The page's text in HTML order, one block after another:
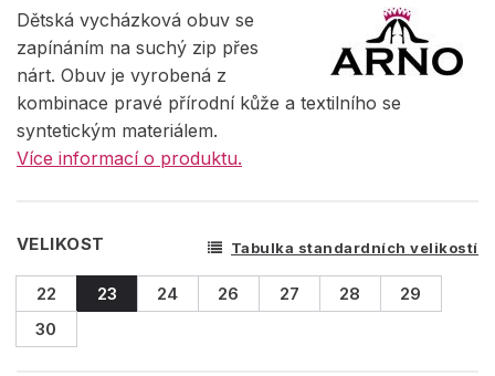
Dětská vycházková obuv se
zapínáním na suchý zip přes
nárt. Obuv je vyrobená z
kombinace pravé přírodní kůže a textilního se
syntetickým materiálem.
Více informací o produktu.
VELIKOST Tabulka standardních velikostí
22 23 24 26 27 28
29
30